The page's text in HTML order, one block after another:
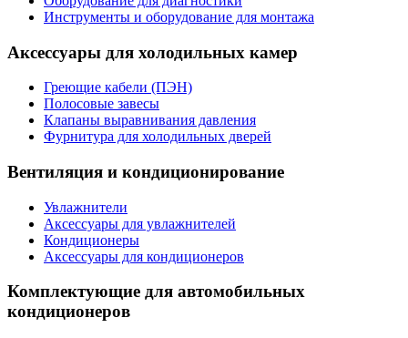
Инструменты и оборудование для монтажа
Аксессуары для холодильных камер
Греющие кабели (ПЭН)
Полосовые завесы
Клапаны выравнивания давления
Фурнитура для холодильных дверей
Вентиляция и кондиционирование
Увлажнители
Аксессуары для увлажнителей
Кондиционеры
Аксессуары для кондиционеров
Комплектующие для автомобильных
кондиционеров